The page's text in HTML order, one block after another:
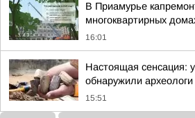
В Приамурье
многоквартирных
16:01
Настоящая сенсация:
обнаружили
15:51